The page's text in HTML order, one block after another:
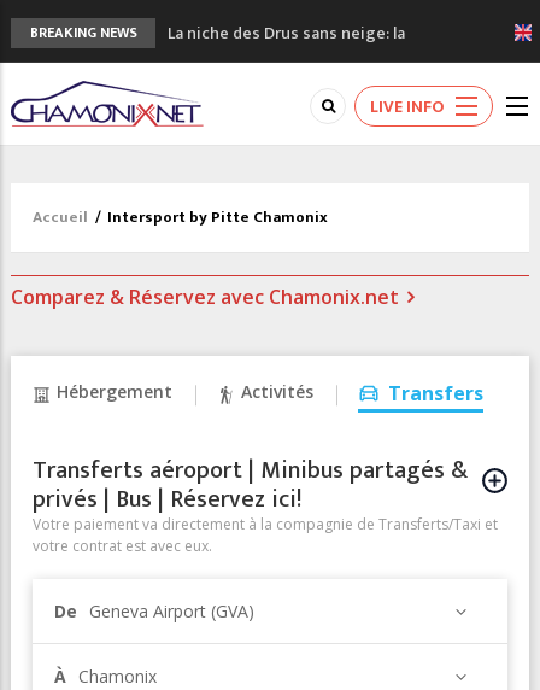
BREAKING NEWS
La niche des Drus sans neige: la
sécheresse en haute montagne
3 bonnes raisons pour visiter le nouveau
Musée du Mont-Blanc
Accidents en montagne: 3 personnes sont
Craft ouvre un nouveau magasin de course
LIVE INFO
Accueil / Intersport by Pitte Chamonix
Comparez & Réservez avec Chamonix.net
Hébergement Activités Transfers
Transferts aéroport | Minibus partagés &
privés | Bus | Réservez ici!
Votre paiement va directement à la compagnie de Transferts/Taxi et
votre contrat est avec eux.
De Geneva Airport (GVA)
À Chamonix